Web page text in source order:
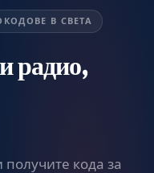
В СВЕТА
радио,
кода за